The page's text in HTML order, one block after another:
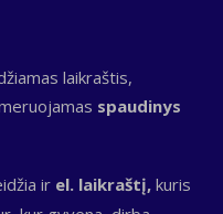
laikraštis,
spaudinys
ir el. laikraštį, kuris